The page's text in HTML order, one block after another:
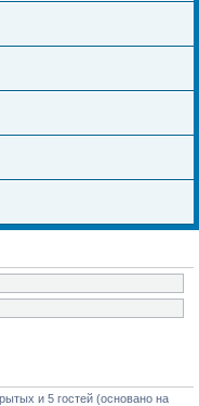
и 5 гостей (основано на